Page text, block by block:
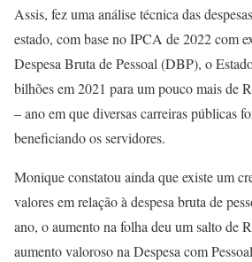
Assis, fez uma análise técnica das
estado, com base no IPCA de 2022 com
Despesa Bruta de Pessoal (DBP), o
bilhões em 2021 para um pouco mais de
– ano em que diversas carreiras públicas
beneficiando os servidores.
Monique constatou ainda que existe um
valores em relação à despesa bruta de
ano, o aumento na folha deu um salto de
aumento valoroso na Despesa com